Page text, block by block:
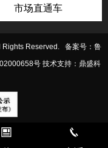
市场直通车
Reserved. 备案号： 鲁
号 技术支持：鼎盛科